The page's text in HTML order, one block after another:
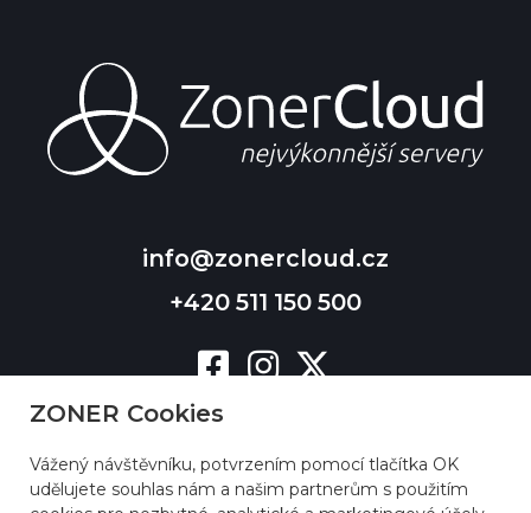
info@zonercloud.cz
+420 511 150 500
ZONER Cookies
Vážený návštěvníku, potvrzením pomocí tlačítka OK
udělujete souhlas nám a našim partnerům s použitím